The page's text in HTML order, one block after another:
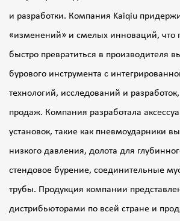
и разработки. Компания Kaiqiu
«изменений» и смелых инноваций, что
быстро превратиться в производителя
бурового инструмента с
технологий, исследований и
продаж. Компания разработала
установок, такие как пневмоударники
низкого давления, долота для
стендовое бурение, соединительные
трубы. Продукция компании
дистрибьюторами по всей стране и